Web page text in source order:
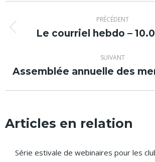
Navigation
article
PRÉCÉDENT
Article
:
Le courriel hebdo –
SUIVANT
Article
Assemblée annuelle des
Articles en relation
Série estivale de webinaires pour les